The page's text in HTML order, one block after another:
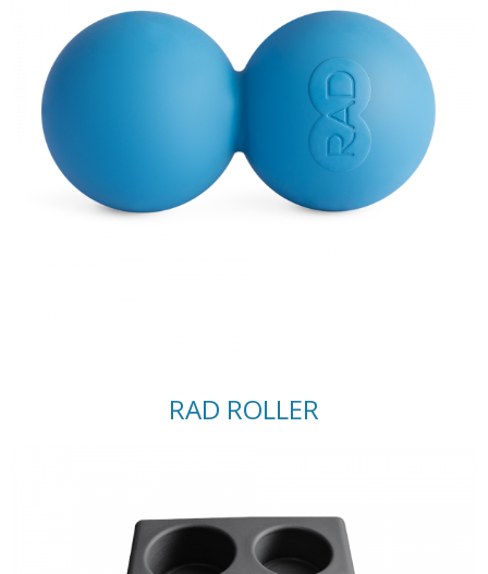
RAD ROLLER